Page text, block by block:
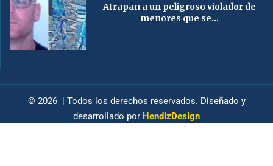
Atrapan a un peligroso violador de
menores que se...
© 2026 | Todos los derechos reservados. Diseñado y
desarrollado por HendizDesign